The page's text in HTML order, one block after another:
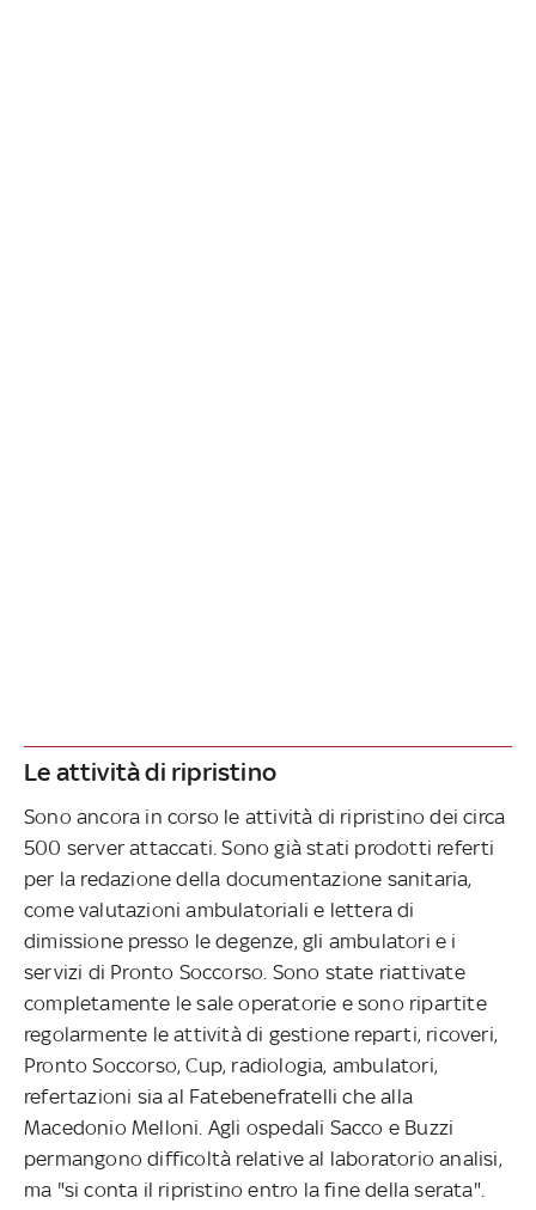
Le attività di ripristino
Sono ancora in corso le attività di ripristino dei circa
500 server attaccati. Sono già stati prodotti referti
per la redazione della documentazione sanitaria,
come valutazioni ambulatoriali e lettera di
dimissione presso le degenze, gli ambulatori e i
servizi di Pronto Soccorso. Sono state riattivate
completamente le sale operatorie e sono ripartite
regolarmente le attività di gestione reparti, ricoveri,
Pronto Soccorso, Cup, radiologia, ambulatori,
refertazioni sia al Fatebenefratelli che alla
Macedonio Melloni. Agli ospedali Sacco e Buzzi
permangono difficoltà relative al laboratorio analisi,
ma "si conta il ripristino entro la fine della serata".